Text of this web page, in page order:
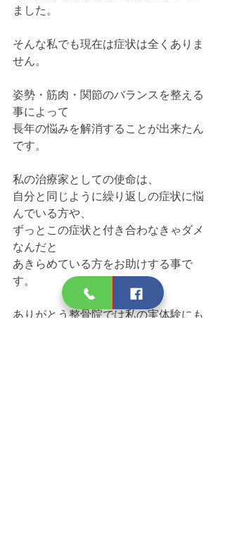
ました。
そんな私でも現在は症状は全くありま
せん。
姿勢・筋肉・関節のバランスを整える
事によって
長年の悩みを解消することが出来たん
です。
私の治療家としての使命は、
自分と同じように繰り返しの症状に悩
んでいる方や、
ずっとこの症状と付き合わなきゃダメ
なんだと
あきらめている方をお助けする事で
す。
ありがとう整骨院では私の実体験にも